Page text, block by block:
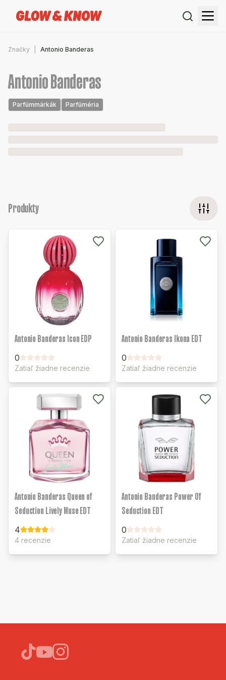
Značky Antonio Banderas
Antonio Banderas
Parfümmárkák Parfüméria
Produkty
Antonio Banderas Icon EDP
0
Zatiaľ žiadne recenzie
Antonio Banderas Ikona EDT
0
Zatiaľ žiadne recenzie
Antonio Banderas Queen of
Seduction Lively Muse EDT
4
4 recenzie
Antonio Banderas Power Of
Seduction EDT
0
Zatiaľ žiadne recenzie